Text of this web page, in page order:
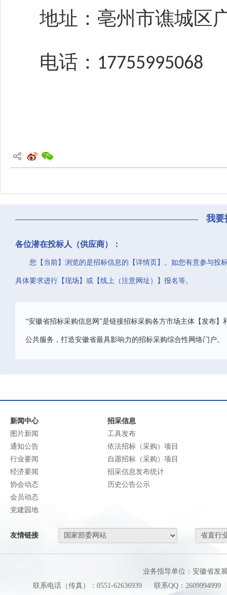
地址：亳州市谯城区
电话： 17755995068
我要
各位潜在投标人（供应商）：
您【当前】浏览的是招标信息的【详情页】。如您有意参与投
具体要求进行【现场】或【线上（注意网址）】报名等。
“安徽省招标采购信息网”是链接招标采购各方市场主体【发布
公共服务，打造安徽省最具影响力的招标采购综合性网络门户。
新闻中心
图片新闻
通知公告
行业要闻
经济要闻
协会动态
会员动态
党建园地
招采信息
工具发布
依法招标（采购）项目
自愿招标（采购）项目
招采信息发布统计
历史公告公示
友情链接
业务指导单位：安徽省发
联系电话（传真）：0551-62636939
联系QQ：2609994999